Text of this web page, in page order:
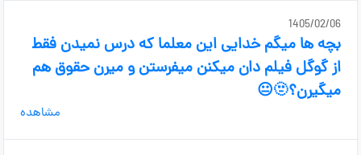
1405/02/06
بچه ها میگم خدایی این معلما که درس نمیدن فقط
از گوگل فیلم دان میکنن میفرستن و میرن حقوق هم
میگیرن؟🫥😐
مشاهده